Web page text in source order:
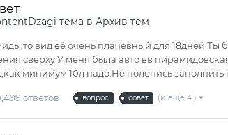
тема в Архив тем
вид её очень плачевный для
сверху.У меня была авто вв
минимум 10л надо.Не поленись
ответов вопрос совет (и ещё 4 )